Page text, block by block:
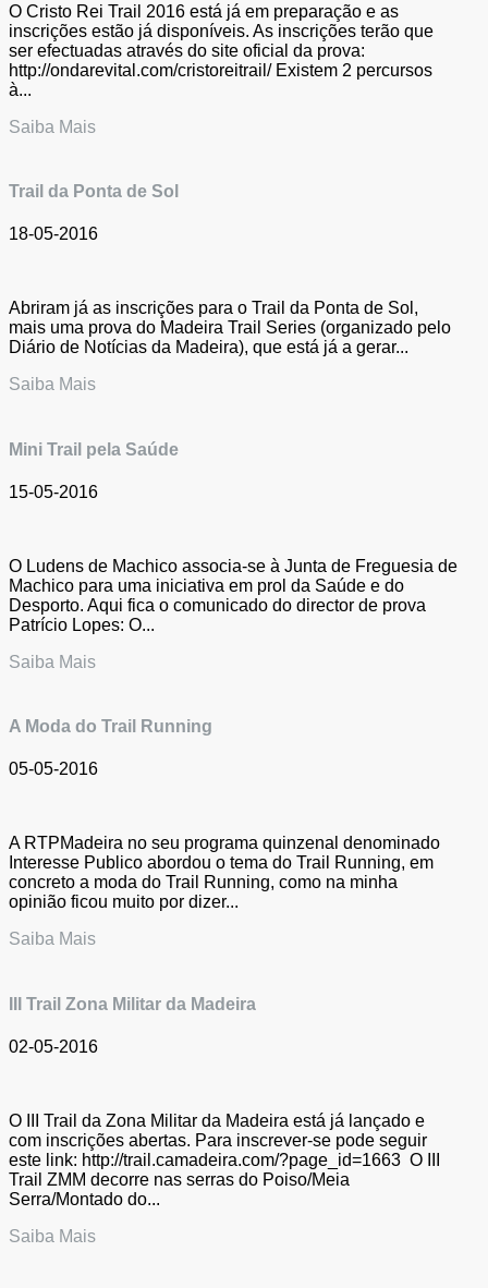
O Cristo Rei Trail 2016 está já em preparação e as
inscrições estão já disponíveis. As inscrições terão que
ser efectuadas através do site oficial da prova:
http://ondarevital.com/cristoreitrail/ Existem 2 percursos
à...
Saiba Mais
Trail da Ponta de Sol
18-05-2016
Abriram já as inscrições para o Trail da Ponta de Sol,
mais uma prova do Madeira Trail Series (organizado pelo
Diário de Notícias da Madeira), que está já a gerar...
Saiba Mais
Mini Trail pela Saúde
15-05-2016
O Ludens de Machico associa-se à Junta de Freguesia de
Machico para uma iniciativa em prol da Saúde e do
Desporto. Aqui fica o comunicado do director de prova
Patrício Lopes: O...
Saiba Mais
A Moda do Trail Running
05-05-2016
A RTPMadeira no seu programa quinzenal denominado
Interesse Publico abordou o tema do Trail Running, em
concreto a moda do Trail Running, como na minha
opinião ficou muito por dizer...
Saiba Mais
III Trail Zona Militar da Madeira
02-05-2016
O III Trail da Zona Militar da Madeira está já lançado e
com inscrições abertas. Para inscrever-se pode seguir
este link: http://trail.camadeira.com/?page_id=1663 O III
Trail ZMM decorre nas serras do Poiso/Meia
Serra/Montado do...
Saiba Mais